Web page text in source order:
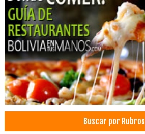
Buscar por Rubros